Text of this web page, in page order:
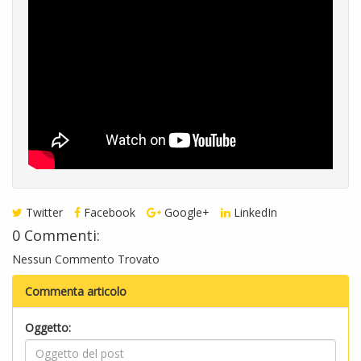
Twitter Facebook Google+ LinkedIn
0 Commenti:
Nessun Commento Trovato
Commenta articolo
Oggetto: